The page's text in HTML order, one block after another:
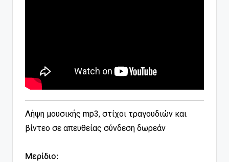
Λήψη μουσικής mp3, στίχοι τραγουδιών και
βίντεο σε απευθείας σύνδεση δωρεάν
Μερίδιο: